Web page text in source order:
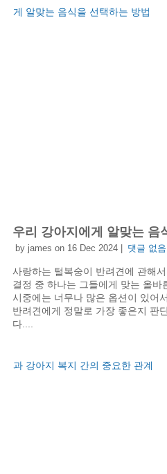
우리 강아지에게 알맞는 음
by james on 16 Dec 2024 | 댓글 없음
사랑하는 털복숭이 반려견에 관해
결정 중 하나는 그들에게 맞는 올바
시중에는 너무나 많은 옵션이 있어
반려견에게 정말로 가장 좋은지 판
다....